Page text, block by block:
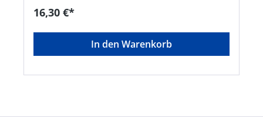
16,30 €*
In den Warenkorb